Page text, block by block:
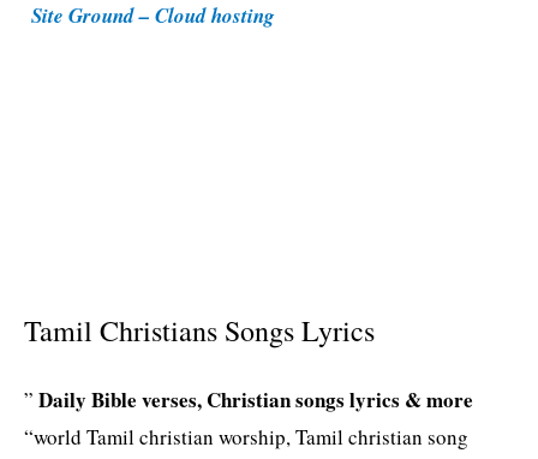
e
Site Ground – Cloud hosting
Tamil Christians Songs Lyrics
” Daily Bible verses, Christian songs lyrics & more
“world Tamil christian worship, Tamil christian song